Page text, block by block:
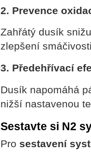
2. Prevence
Zahřátý dusík
zlepšení
3. Předehřívací
Dusík napomáhá
nižší nastavenou
Sestavte si N2
Pro sestavení